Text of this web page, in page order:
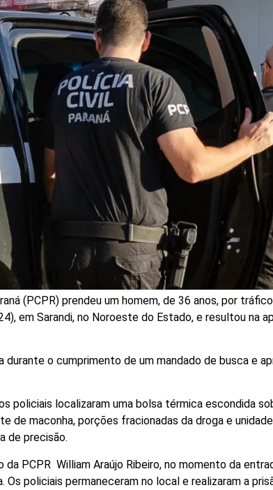
(PCPR) prendeu um homem, de 36 anos, por
em Sarandi, no Noroeste do Estado, e resultou na
durante o cumprimento de um mandado de busca e
policiais localizaram uma bolsa térmica escondida
de maconha, porções fracionadas da droga e
de precisão.
da PCPR William Araújo Ribeiro, no momento da
Os policiais permaneceram no local e realizaram a